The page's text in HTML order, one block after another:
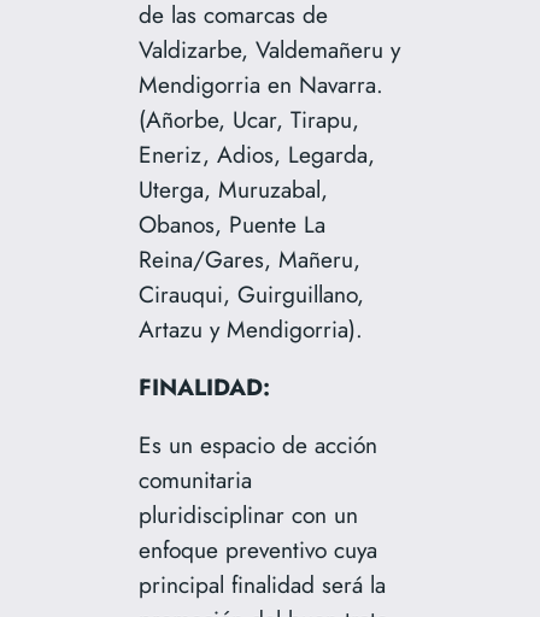
de las comarcas de
Valdizarbe, Valdemañeru y
Mendigorria en Navarra.
(Añorbe, Ucar, Tirapu,
Eneriz, Adios, Legarda,
Uterga, Muruzabal,
Obanos, Puente La
Reina/Gares, Mañeru,
Cirauqui, Guirguillano,
Artazu y Mendigorria).
FINALIDAD:
Es un espacio de acción
comunitaria
pluridisciplinar con un
enfoque preventivo cuya
principal finalidad será la